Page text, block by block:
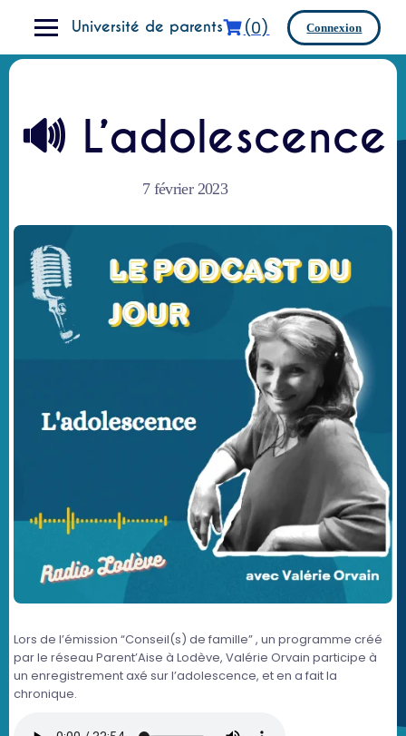
Université de parents (0) Connexion
🔊 L’adolescence
7 février 2023
Lors de l’émission “Conseil(s) de famille” , un programme créé
par le réseau Parent’Aise à Lodève, Valérie Orvain participe à
un enregistrement axé sur l’adolescence, et en a fait la
chronique.